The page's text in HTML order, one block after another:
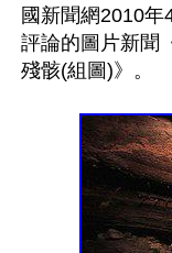
國新聞網2010
評論的圖片新聞
殘骸(組圖)》。